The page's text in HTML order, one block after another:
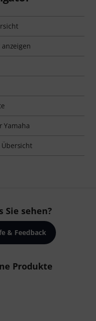
Yamaha
Sie sehen?
& Feedback
Produkte